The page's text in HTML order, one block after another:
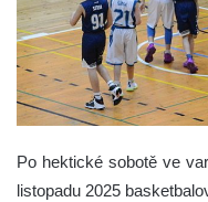
Po hektické sobotě ve
listopadu 2025